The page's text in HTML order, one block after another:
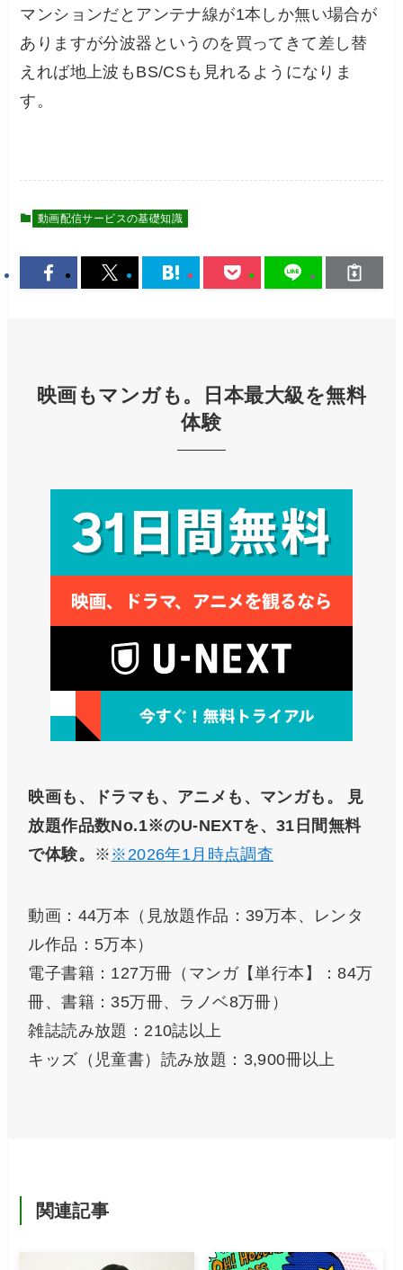
マンションだとアンテナ線が1本しか無い場合が
ありますが分波器というのを買ってきて差し替
えれば地上波もBS/CSも見れるようになりま
す。
動画配信サービスの基礎知識
映画もマンガも。日本最大級を無料
体験
映画も、ドラマも、アニメも、マンガも。
見
放題作品数No.1※のU-NEXTを、31日間無料
で体験。
※ ※2026年1月時点調査
動画：44万本（見放題作品：39万本、レンタ
ル作品：5万本）
電子書籍：127万冊（マンガ【単行本】：84万
冊、書籍：35万冊、ラノベ8万冊）
雑誌読み放題：210誌以上
キッズ（児童書）読み放題：3,900冊以上
関連記事